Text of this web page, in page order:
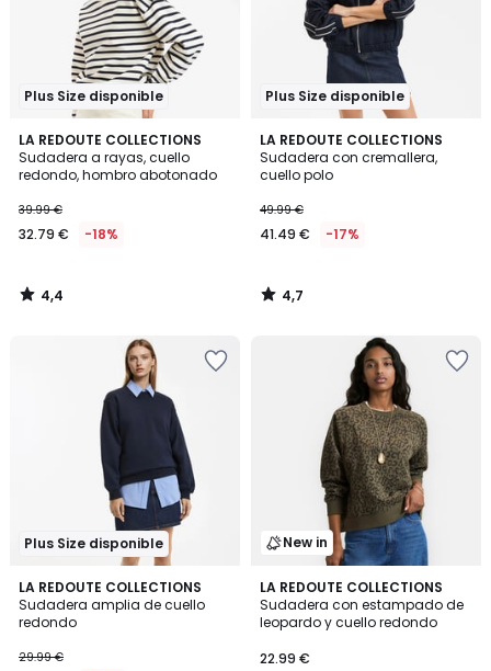
Plus Size disponible
LA REDOUTE COLLECTIONS
Sudadera a rayas, cuello
redondo, hombro abotonado
39.99 €
32.79 € -18%
4,4
/ 5
4,4
/
Plus Size disponible
LA REDOUTE COLLECTIONS
Sudadera con cremallera,
cuello polo
49.99 €
41.49 € -17%
4,7
/ 5
4,7
/
Plus Size disponible
LA REDOUTE COLLECTIONS
Sudadera amplia de cuello
redondo
29.99 €
3,9
/ 5
2
Colores
New in
LA REDOUTE COLLECTIONS
Sudadera con estampado de
leopardo y cuello redondo
22.99 €